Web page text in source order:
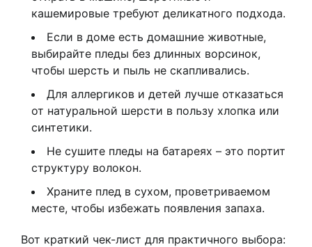
кашемировые требуют деликатного подхода.
Если в доме есть домашние животные,
выбирайте пледы без длинных ворсинок,
чтобы шерсть и пыль не скапливались.
Для аллергиков и детей лучше отказаться
от натуральной шерсти в пользу хлопка или
синтетики.
Не сушите пледы на батареях – это портит
структуру волокон.
Храните плед в сухом, проветриваемом
месте, чтобы избежать появления запаха.
Вот краткий чек-лист для практичного выбора: